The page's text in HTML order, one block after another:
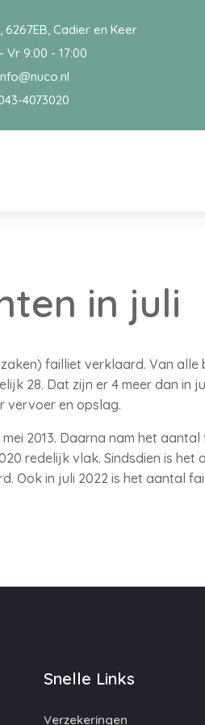
6267EB, Cadier en Keer
Vr 9:00 - 17:00
4073020
in juli
failliet verklaard. Van
28. Dat zijn er 4 meer dan in
vervoer en opslag.
2013. Daarna nam het
redelijk vlak. Sindsdien is het
Ook in juli 2022 is het aantal
Snelle Links
Verzekeringen